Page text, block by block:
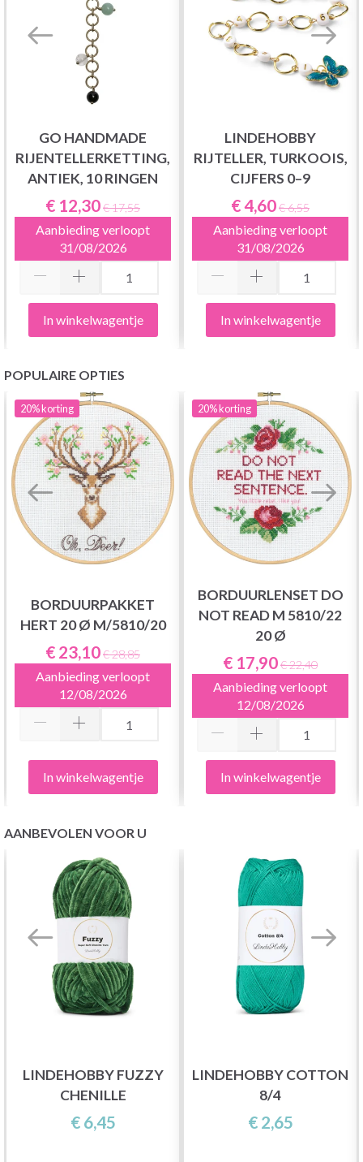
GO HANDMADE
RIJENTELLERKETTING,
ANTIEK, 10 RINGEN
€ 12,30€ 17,55
Aanbieding verloopt
31/08/2026
In winkelwagentje
LINDEHOBBY
RIJTELLER, TURKOOIS,
CIJFERS 0–9
€ 4,60€ 6,55
Aanbieding verloopt
31/08/2026
In winkelwagentje
POPULAIRE OPTIES
20%korting
BORDUURPAKKET
HERT 20 Ø M/5810/20
€ 23,10€ 28,85
Aanbieding verloopt
12/08/2026
In winkelwagentje
20%korting
BORDUURLENSET DO
NOT READ M 5810/22
20 Ø
€ 17,90€ 22,40
Aanbieding verloopt
12/08/2026
In winkelwagentje
AANBEVOLEN VOOR U
LINDEHOBBY FUZZY
CHENILLE
€ 6,45
LINDEHOBBY COTTON
8/4
€ 2,65